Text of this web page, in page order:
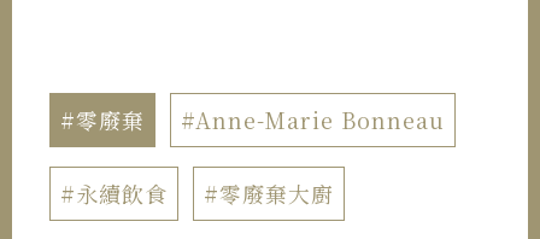
#零廢棄 #Anne-Marie Bonneau
#永續飲食 #零廢棄大廚